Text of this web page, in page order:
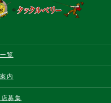
覧
内
募集